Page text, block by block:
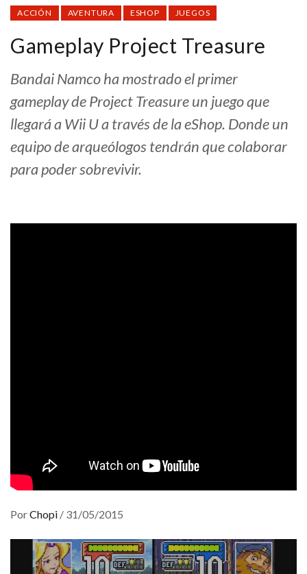
ACCIÓN AVENTURA ESHOP JUEGOS
Gameplay Project Treasure
Bandai Namco ha mostrado el primer
gameplay de Project Treasure un juego que
llegará a Wii U a través de la eShop. Donde un
equipo de arqueólogos tendrán que colaborar
para poder sobrevivir.
PorChopi / 31/05/2015